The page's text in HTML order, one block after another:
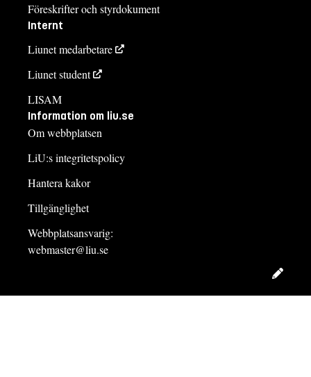
Föreskrifter och styrdokument
Internt
Liunet medarbetare
Liunet student
LISAM
Information om liu.se
Om webbplatsen
LiU:s integritetspolicy
Hantera kakor
Tillgänglighet
Webbplatsansvarig:
webmaster@liu.se